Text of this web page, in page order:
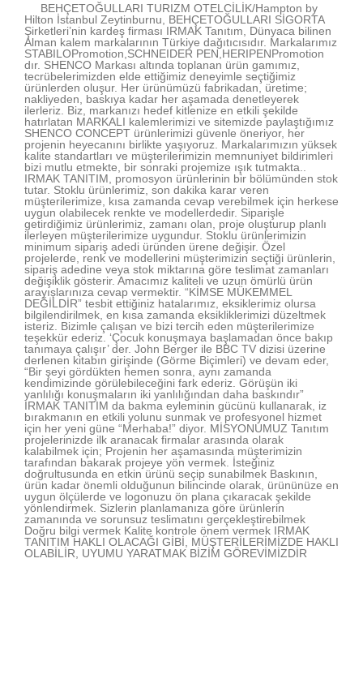
BEHÇETOĞULLARI TURIZM OTELCİLİK/Hampton by
Hilton İstanbul Zeytinburnu, BEHÇETOĞULLARI SİGORTA
Şirketleri’nin kardeş firması IRMAK Tanıtım, Dünyaca bilinen
Alman kalem markalarının Türkiye dağıtıcısıdır. Markalarımız
STABILOPromotion,SCHNEIDER PEN,HERIPENPromotion
dır. SHENCO Markası altında toplanan ürün gamımız,
tecrübelerimizden elde ettiğimiz deneyimle seçtiğimiz
ürünlerden oluşur. Her ürünümüzü fabrikadan, üretime;
nakliyeden, baskıya kadar her aşamada denetleyerek
ilerleriz. Biz, markanızı hedef kitlenize en etkili şekilde
hatırlatan MARKALI kalemlerimizi ve sitemizde paylaştığımız
SHENCO CONCEPT ürünlerimizi güvenle öneriyor, her
projenin heyecanını birlikte yaşıyoruz. Markalarımızın yüksek
kalite standartları ve müşterilerimizin memnuniyet bildirimleri
bizi mutlu etmekte, bir sonraki projemize ışık tutmakta..
IRMAK TANITIM, promosyon ürünlerinin bir bölümünden stok
tutar. Stoklu ürünlerimiz, son dakika karar veren
müşterilerimize, kısa zamanda cevap verebilmek için herkese
uygun olabilecek renkte ve modellerdedir. Siparişle
getirdiğimiz ürünlerimiz, zamanı olan, proje oluşturup planlı
ilerleyen müşterilerimize uygundur. Stoklu ürünlerimizin
minimum sipariş adedi üründen ürene değişir. Özel
projelerde, renk ve modellerini müşterimizin seçtiği ürünlerin,
sipariş adedine veya stok miktarına göre teslimat zamanları
değişiklik gösterir. Amacımız kaliteli ve uzun ömürlü ürün
arayışlarınıza cevap vermektir. “KİMSE MÜKEMMEL
DEĞİLDİR” tesbit ettiğiniz hatalarımız, eksiklerimiz olursa
bilgilendirilmek, en kısa zamanda eksikliklerimizi düzeltmek
isteriz. Bizimle çalışan ve bizi tercih eden müşterilerimize
teşekkür ederiz. ‘Çocuk konuşmaya başlamadan önce bakıp
tanımaya çalışır’ der. John Berger ile BBC TV dizisi üzerine
derlenen kitabın girişinde (Görme Biçimleri) ve devam eder,
“Bir şeyi gördükten hemen sonra, aynı zamanda
kendimizinde görülebileceğini fark ederiz. Görüşün iki
yanlılığı konuşmaların iki yanlılığından daha baskındır”
IRMAK TANITIM da bakma eyleminin gücünü kullanarak, iz
bırakmanın en etkili yolunu sunmak ve profesyonel hizmet
için her yeni güne “Merhaba!” diyor. MİSYONUMUZ Tanıtım
projelerinizde ilk aranacak firmalar arasında olarak
kalabilmek için; Projenin her aşamasında müşterimizin
tarafından bakarak projeye yön vermek. İsteğiniz
doğrultusunda en etkin ürünü seçip sunabilmek Baskının,
ürün kadar önemli olduğunun bilincinde olarak, ürününüze en
uygun ölçülerde ve logonuzu ön plana çıkaracak şekilde
yönlendirmek. Sizlerin planlamanıza göre ürünlerin
zamanında ve sorunsuz teslimatını gerçekleştirebilmek
Doğru bilgi vermek Kalite kontrole önem vermek IRMAK
TANITIM HAKLI OLACAĞI GİBİ, MÜŞTERİLERİMİZDE HAKLI
OLABİLİR, UYUMU YARATMAK BİZİM GÖREVİMİZDİR